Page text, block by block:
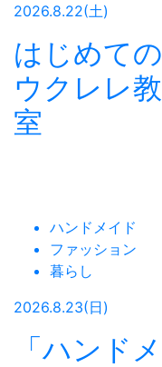
2026.8.22(土)
はじめての
ウクレレ教
室
ハンドメイド
ファッション
暮らし
2026.8.23(日)
「ハンドメ